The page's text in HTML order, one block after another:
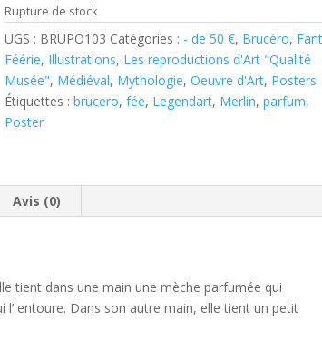
Rupture de stock
UGS : BRUPO103 Catégories : - de 50 €, Brucéro,
Féérie, Illustrations, Les reproductions d'Art "Qualité
Musée", Médiéval, Mythologie,Oeuvre d'Art, Posters
Étiquettes :brucero,fée, Legendart, Merlin,parfum,
Poster
Avis (0)
tient dans une main une mèche parfumée qui
entoure. Dans son autre main, elle tient un petit